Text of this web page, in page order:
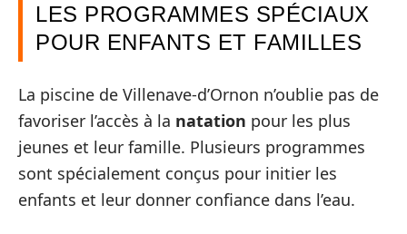
LES PROGRAMMES SPÉCIAUX
POUR ENFANTS ET FAMILLES
La piscine de Villenave-d’Ornon n’oublie pas de
favoriser l’accès à la natation pour les plus
jeunes et leur famille. Plusieurs programmes
sont spécialement conçus pour initier les
enfants et leur donner confiance dans l’eau.